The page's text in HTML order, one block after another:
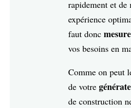
rapidement et
expérience
faut donc
vos besoins en
Comme on peut
de votre
de construction